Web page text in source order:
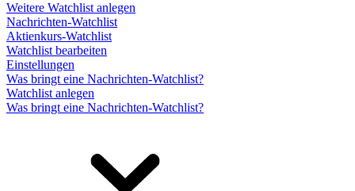
Weitere Watchlist anlegen
Nachrichten-Watchlist
Aktienkurs-Watchlist
Watchlist bearbeiten
Einstellungen
Was bringt eine Nachrichten-Watchlist?
Watchlist anlegen
Was bringt eine Nachrichten-Watchlist?